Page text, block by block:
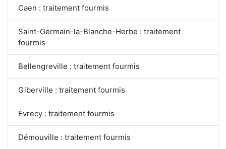
Caen : traitement fourmis
Saint-Germain-la-Blanche-Herbe : traitement
fourmis
Bellengreville : traitement fourmis
Giberville : traitement fourmis
Évrecy : traitement fourmis
Démouville : traitement fourmis